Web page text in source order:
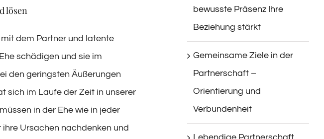
lösen
dem Partner und latente
schädigen und sie im
den geringsten Äußerungen
sich im Laufe der Zeit in unserer
in der Ehe wie in jeder
Ursachen nachdenken und
bewusste Präsenz Ihre
Beziehung stärkt
Gemeinsame Ziele in der
Partnerschaft –
Orientierung und
Verbundenheit